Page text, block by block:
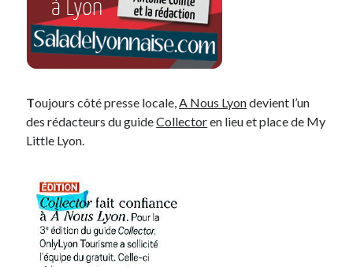
Toujours côté presse locale,A Nous Lyondevient l’un
des rédacteurs du guideCollectoren lieu et place de My
Little Lyon.